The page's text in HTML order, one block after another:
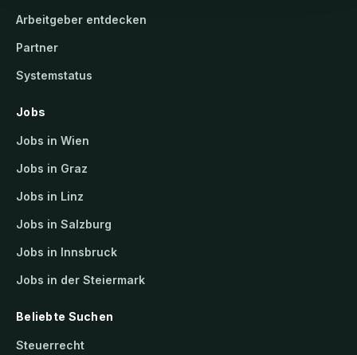
Arbeitgeber entdecken
Partner
Systemstatus
Jobs
Jobs in Wien
Jobs in Graz
Jobs in Linz
Jobs in Salzburg
Jobs in Innsbruck
Jobs in der Steiermark
Beliebte Suchen
Steuerrecht